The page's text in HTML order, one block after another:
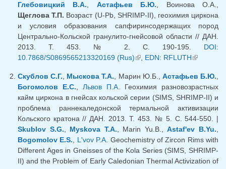
Глебовицкий В.А., Астафьев Б.Ю., Воинова О.А.,
Щеглова Т.П. Возраст (U-Pb, SHRIMP-II), геохимия циркона
и условия образования сапфиринсодержащих пород
Центрально-Кольской гранулито-гнейсовой области // ДАН.
2013. Т. 453. № 2. С. 190-195. DOI:
10.7868/S0869565213320169 (Rus)(link is external)
, EDN: RFLUTH(link is
Скублов С.Г., Мыскова Т.А., Марин Ю.Б., Астафьев Б.Ю.,
Богомолов Е.С., Львов П.А. Геохимия разновозрастных
кайм циркона в гнейсах кольской серии (SIMS, SHRIMP-II) и
проблема раннекаледонской термальной активизации
Кольского кратона // ДАН. 2013. Т. 453. № 5. С. 544-550. |
Skublov S.G., Myskova T.A., Marin Yu.B.,Astaf'ev B.Yu.,
Bogomolov E.S., L'vov P.A. Geochemistry of Zircon Rims with
Different Ages in Gneisses of the Kola Series (SIMS, SHRIMP-
II) and the Problem of Early Caledonian Thermal Activization of